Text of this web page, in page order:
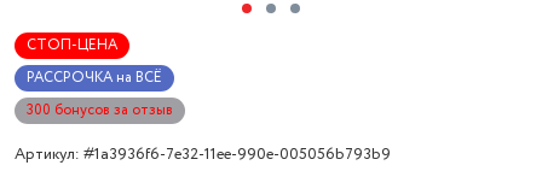
СТОП-ЦЕНА
РАССРОЧКА на ВСЁ
300 бонусов за отзыв
Артикул: #1a3936f6-7e32-11ee-990e-005056b793b9